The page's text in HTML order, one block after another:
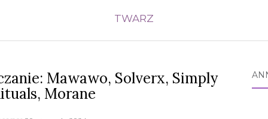
TWARZ
Mawawo, Solverx, Simply
Morane